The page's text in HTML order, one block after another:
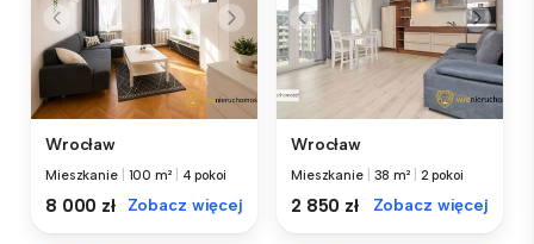
Wrocław
Mieszkanie 100 m² 4 pokoi
8 000 zł Zobacz więcej
Wrocław
Mieszkanie 38 m² 2 pokoi
2 850 zł Zobacz więcej